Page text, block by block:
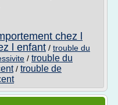
chez l
l enfant / trouble du
/ trouble du
/ trouble de